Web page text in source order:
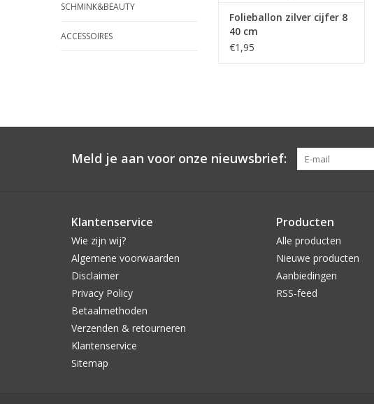
SCHMINK&BEAUTY
ACCESSOIRES
Folieballon zilver cijfer 8
40 cm
€1,95
Meld je aan voor onze nieuwsbrief:
Klantenservice
Wie zijn wij?
Algemene voorwaarden
Disclaimer
Privacy Policy
Betaalmethoden
Verzenden & retourneren
Klantenservice
Sitemap
Producten
Alle producten
Nieuwe producten
Aanbiedingen
RSS-feed